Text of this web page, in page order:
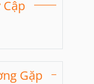
Cập
Gặp